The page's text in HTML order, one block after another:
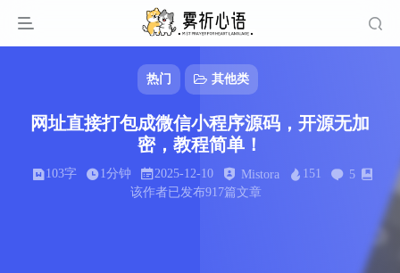
热门 其他类
网址直接打包成微信小程序源码，开源无加
密，教程简单！
103字 1分钟 2025-12-10 Mistora 151
5
该作者已发布917篇文章